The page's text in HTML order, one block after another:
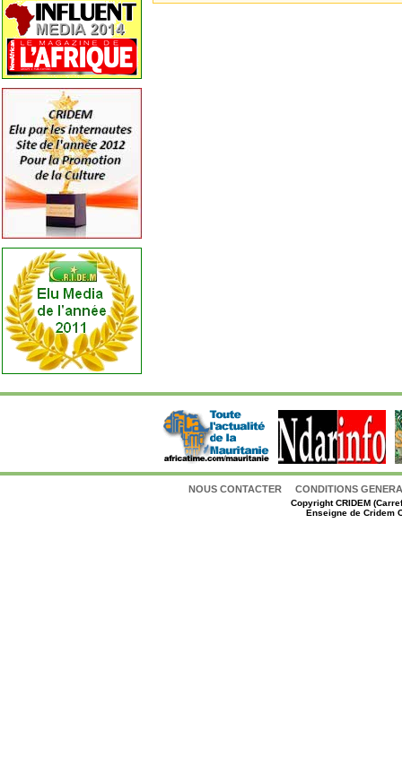
NOUS CONTACTER CONDITIONS
CopyrightCRIDEM
Enseigne de Cridem